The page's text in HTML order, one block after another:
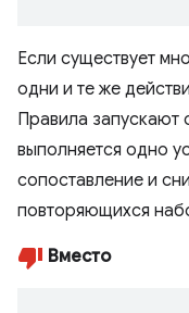
Если существует
одни и те же
Правила запускают
выполняется одно
сопоставление и
повторяющихся
Вместо